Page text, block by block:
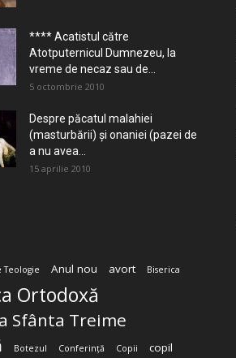
**** Acatistul către
Atotputernicul Dumnezeu, la
vreme de necaz sau de...
5 octombrie 2010
Despre păcatul malahiei
(masturbării) şi onaniei (pazei de
a nu avea...
15 aprilie 2010
Teologie Anul nou avort Biserica
Ortodoxă
Sfânta Treime
Botezul Conferință Copii
copil